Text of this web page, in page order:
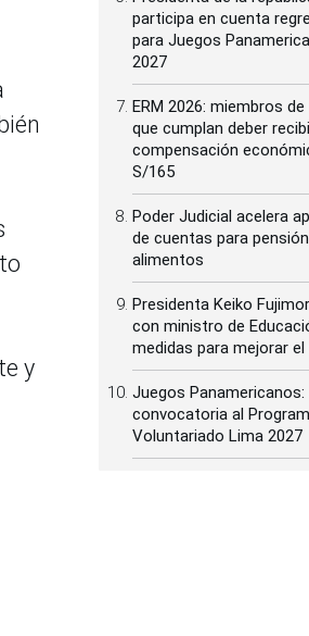
y
participa en cuenta
para Juegos
2027
ERM 2026: miembros
que cumplan deber
compensación
S/165
Poder Judicial acelera
de cuentas para
alimentos
Presidenta Keiko
con ministro de
medidas para mejorar
Juegos Panamericanos:
convocatoria al
Voluntariado Lima 2027